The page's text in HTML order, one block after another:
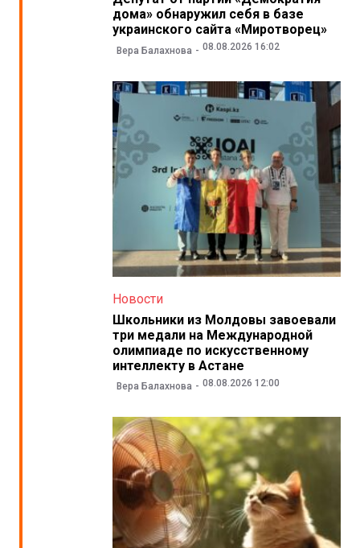
дома» обнаружил себя в базе
украинского сайта «Миротворец»
Вера Балахнова 08.08.2026 16:02
Новости
Школьники из Молдовы завоевали
три медали на Международной
олимпиаде по искусственному
интеллекту в Астане
Вера Балахнова 08.08.2026 12:00